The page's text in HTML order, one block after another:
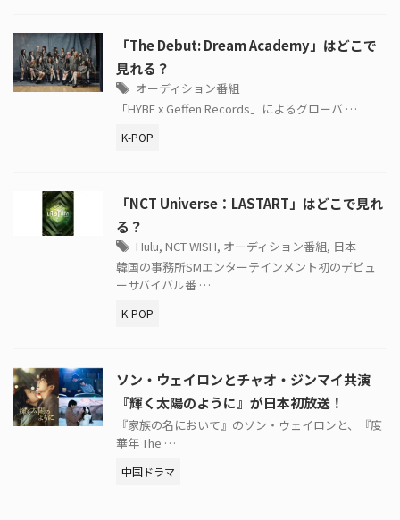
「The Debut: Dream Academy」はどこで
見れる？
オーディション番組
「HYBE x Geffen Records」によるグローバ …
K-POP
「NCT Universe：LASTART」はどこで見れ
る？
Hulu, NCT WISH, オーディション番組, 日本
韓国の事務所SMエンターテインメント初のデビュ
ーサバイバル番 …
K-POP
ソン・ウェイロンとチャオ・ジンマイ共演
『輝く太陽のように』が日本初放送！
『家族の名において』のソン・ウェイロンと、『度
華年 The …
中国ドラマ